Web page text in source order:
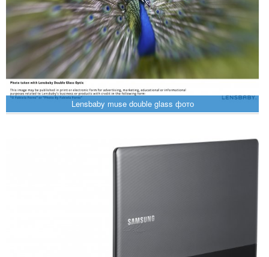
Lensbaby muse double glass фото